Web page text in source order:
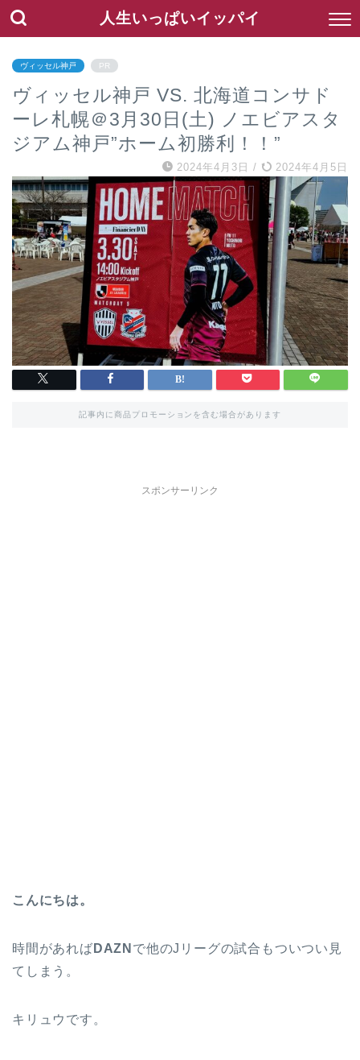
人生いっぱいイッパイ
ヴィッセル神戸 PR
ヴィッセル神戸 VS. 北海道コンサド
ーレ札幌＠3月30日(土) ノエビアスタ
ジアム神戸”ホーム初勝利！！”
2024年4月3日 / 2024年4月5日
記事内に商品プロモーションを含む場合があります
スポンサーリンク
こんにちは。
時間があれば DAZN で他のJリーグの試合もついつい見
てしまう。
キリュウです。